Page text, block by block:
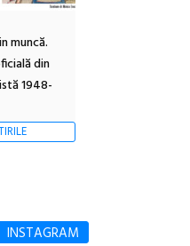
muncă.
din
1948-
INSTAGRAM